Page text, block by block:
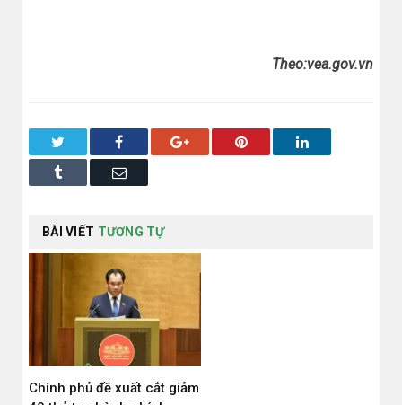
Theo:vea.gov.vn
Facebook Google+ Pinterest LinkedIn
Tumblr Email
BÀI VIẾT TƯƠNG TỰ
Chính phủ đề xuất cắt giảm